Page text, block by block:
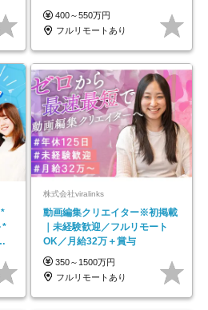
モートOK
400～550万円
フルリモートあり
*
株式会社viralinks
動画編集クリエイター※初掲載
｜未経験歓迎／フルリモート
OK／月給32万＋賞与
350～1500万円
フルリモートあり